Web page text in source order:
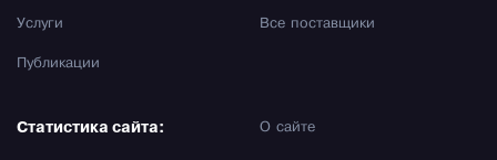
Услуги
Публикации
Все поставщики
О сайте
Статистика сайта: